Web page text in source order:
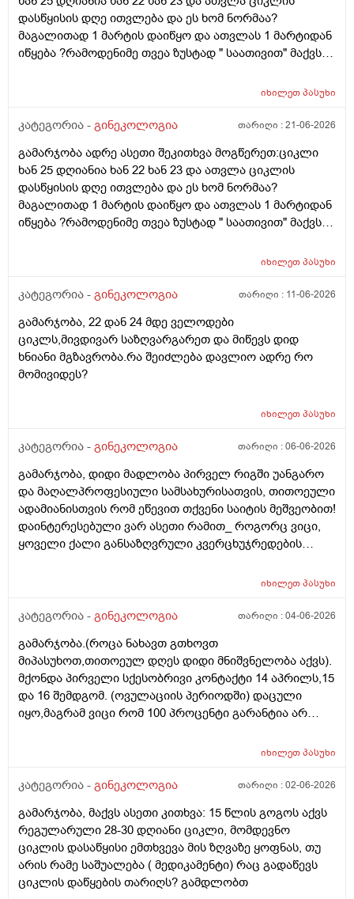
დასწყისის დღე ითვლება და ეს ხომ ნორმაა?
მაგალითად 1 მარტის დაიწყო და ათვლას 1 მარტიდან
იწყება ?რამოდენიმე თვეა ზუსტად " საათივით" მაქვს
მეშინია კიდევ ხომ არ ჩამოიწევს? მინდა რომ 25 ან
განმავლობაში ? შესაძლოა ისევ 23 ან 25 დღიანი
რამეა.ზოგადად წლებია აუტოიმონური თირეოდიტი
მაქვს.ხშირად მაქვს სანერვიულო.რითი შეიძლება
უნდაცკვების სახით რომ ვმართო ციკლის დღეები?
პასუხიც მივიღე და არა, ყველაფერი ჩვეულებრივადაა
არც ჭარბი სისხლდება არ არის.ადრე რომ 7 დღემდე
მითხარით რომ შეიმოწმეთო ტიესეიჩი და კიდევ სხვა
ასაკი 40
იხილეთპასუხი
კატეგორია - გინეკოლოგია თარიღი :21-06-2026
გამარჯობა ადრე ასეთი შეკითხვა მოგწერეთ:ციკლი
ხან 25 დღიანია ხან 22 ხან 23 და ათვლა ციკლის
დასწყისის დღე ითვლება და ეს ხომ ნორმაა?
მაგალითად 1 მარტის დაიწყო და ათვლას 1 მარტიდან
იწყება ?რამოდენიმე თვეა ზუსტად " საათივით" მაქვს
მეშინია კიდევ ხომ არ ჩამოიწევს? მინდა რომ 25 ან
განმავლობაში ? შესაძლოა ისევ 23 ან 25 დღიანი
რამეა.ზოგადად წლებია აუტოიმონური თირეოდიტი
მაქვს.ხშირად მაქვს სანერვიულო.რითი შეიძლება
უნდაცკვების სახით რომ ვმართო ციკლის დღეები?
იხილეთპასუხი
კატეგორია - გინეკოლოგია თარიღი : 11-06-2026
გამარჯობა, 22 დან 24 მდე ველოდები
ციკლს,მივდივარ საზღვარგარეთ და მიწევს დიდ
ხნიანი მგზავრობა.რა შეიძლება დავლიო ადრე რო
მომივიდეს?
იხილეთპასუხი
კატეგორია - გინეკოლოგია თარიღი :06-06-2026
გამარჯობა, დიდი მადლობა პირველ რიგში უანგარო
და მაღალპროფესიული სამსახურისათვის, თითოეული
ადამიანისთვის რომ ეწევით თქვენი საიტის მეშვეობით!
დაინტერესებული ვარ ასეთი რამით_ როგორც ვიცი,
ყოველი ქალი განსაზღვრული კვერცხუჯრედების
თითოელისთვის, ეს რიცხვი ინდივიდუალურია? რაზეა
(ჩვილობიდან) რომელ პროცესებზე? ქალის
რომ დავუშვათ, ზოგიერთ ქალბატონს მეტი
რაოდენობა აქვთ მათ ორგანიზმში
კვერცხუჯრედებისა, დაბადების პროცესიდან და ზოგს
კი მცირე? მადლობთ!
იხილეთპასუხი
კატეგორია - გინეკოლოგია თარიღი :04-06-2026
გამარჯობა.(როცა ნახავთ გთხოვთ
მიპასუხოთ,თითოეულ დღეს დიდი მნიშვნელობა აქვს).
მქონდა პირველი სქესობრივი კონტაქტი 14 აპრილს,15
და 16 შემდგომ. (ოვულაციის პერიოდში) დაცული
იყო,მაგრამ ვიცი რომ 100 პროცენტი გარანტია არ
ვფოქრობ რადგანაც Implantation bleeding არსებობს და
ჩვეულებრივ 3-4 დღე,მაგრამ ადრე
მალევე ვირუსი შემხვდა,სიცხე,გულისრევის
შეგრძნებაც მქონდა. მალევე გავიკეთე
ტესტი,უარყოფითი იყო. ეგ უცნაური შეგრძნება
რამოდენიმე დღე მქონდა. ახლა მენტრუაციას
ველოდები,მაგრამ არ მომივიდა,შუალედი 28-32 დღე
იხილეთპასუხი
კატეგორია - გინეკოლოგია თარიღი :02-06-2026
გამარჯობა, მაქვს ასეთი კითხვა: 15 წლის გოგოს აქვს
რეგულარული 28-30 დღიანი ციკლი, მომდევნო
ციკლის დასაწყისი ემთხვევა მის ზღვაზე ყოფნას, თუ
არის რამე საშუალება ( მედიკამენტი) რაც გადაწევს
ციკლის დაწყების თარიღს? გამდლობთ